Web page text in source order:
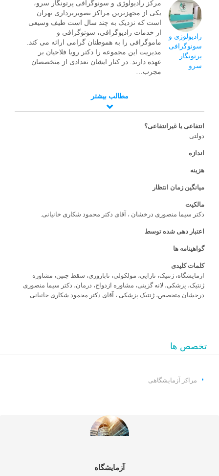
رادیولوژی و
سونوگرافی
پرتونگار
سرو
مرکز رادیولوژی و سونوگرافی پرتونگار سرو،
یکی از مجهزترین مراکز تصویربرداری تهران
است که نزدیک به چند سال است طیف وسیعی
از خدمات رادیوگرافی، سونوگرافی و
ماموگرافی را به هموطنان گرامی ارائه می کند.
مدیریت این مجموعه را دکتر رویا فلاحیان بر
عهده دارند. در کنار ایشان تعدادی از متخصصان
مجرب…
مطالب بیشتر
انتفاعی یا غیرانتفاعی؟
دولتی
اندازه
هزینه
میانگین زمان انتظار
مالکیت
دکتر سیما منصوری درخشان ، آقای دکتر محمود شکاری خانیانی.
اعتبار دهی شده توسط
گواهینامه ها
کلمات کلیدی
ازمایشگاه، ژنتیک، نازایی، مولکولی، ناباروری، سقط جنین، مشاوره
ژنتیک، پزشکی، لانه گزینی، مشاوره ازدواج، درمان، دکتر سیما منصوری
درخشان متخصص، ژنتیک پزشکی ، آقای دکتر محمود شکاری خانیانی.
تخصص ها
مراکز آزمایشگاهی
آزمایشگاه